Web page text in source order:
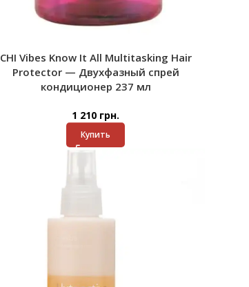
CHI Vibes Know It All Multitasking Hair
Protector — Двухфазный спрей
кондиционер 237 мл
1 210 грн.
Купить